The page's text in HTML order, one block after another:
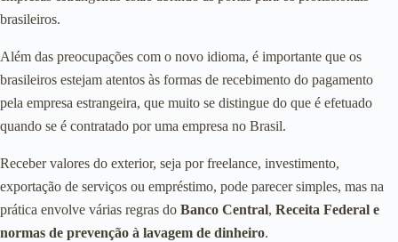
brasileiros.
Além das preocupações com o novo idioma, é importante que os
brasileiros estejam atentos às formas de recebimento do pagamento
pela empresa estrangeira, que muito se distingue do que é efetuado
quando se é contratado por uma empresa no Brasil.
Receber valores do exterior, seja por freelance, investimento,
exportação de serviços ou empréstimo, pode parecer simples, mas na
prática envolve várias regras do Banco Central, Receita Federal e
normas de prevenção à lavagem de dinheiro.